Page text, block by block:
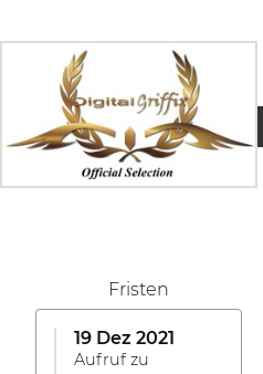
Fristen
19 Dez 2021
Aufruf zu